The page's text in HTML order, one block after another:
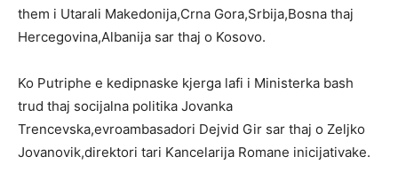
them i Utarali Makedonija,Crna Gora,Srbija,Bosna thaj
Hercegovina,Albanija sar thaj o Kosovo.
Ko Putriphe e kedipnaske kjerga lafi i Ministerka bash
trud thaj socijalna politika Jovanka
Trencevska,evroambasadori Dejvid Gir sar thaj o Zeljko
Jovanovik,direktori tari Kancelarija Romane inicijativake.